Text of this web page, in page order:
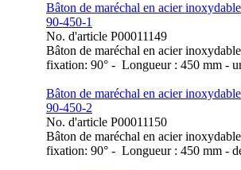
Bâton de maréchal en acier
90-450-1
No. d'article P00011149
Bâton de maréchal en acier
fixation: 90° - Longueur : 450 mm -
Bâton de maréchal en acier
90-450-2
No. d'article P00011150
Bâton de maréchal en acier
fixation: 90° - Longueur : 450 mm -